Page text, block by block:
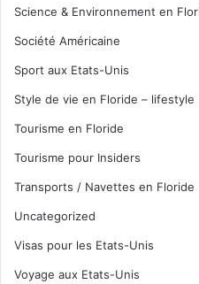
Science & Environnement en
Société Américaine
Sport aux Etats-Unis
Style de vie en Floride – lifestyle
Tourisme en Floride
Tourisme pour Insiders
Transports / Navettes en Floride
Uncategorized
Visas pour les Etats-Unis
Voyage aux Etats-Unis